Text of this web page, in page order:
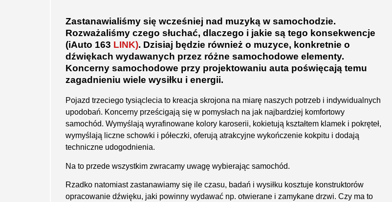
Zastanawialiśmy się wcześniej nad muzyką w samochodzie.
Rozważaliśmy czego słuchać, dlaczego i jakie są tego konsekwencje
(iAuto 163 LINK). Dzisiaj będzie również o muzyce, konkretnie o
dźwiękach wydawanych przez różne samochodowe elementy.
Koncerny samochodowe przy projektowaniu auta poświęcają temu
zagadnieniu wiele wysiłku i energii.
Pojazd trzeciego tysiąclecia to kreacja skrojona na miarę naszych potrzeb i indywidualnych
upodobań. Koncerny prześcigają się w pomysłach na jak najbardziej komfortowy
samochód. Wymyślają wyrafinowane kolory karoserii, kokietują kształtem klamek i pokręteł,
wymyślają liczne schowki i półeczki, oferują atrakcyjne wykończenie kokpitu i dodają
techniczne udogodnienia.
Na to przede wszystkim zwracamy uwagę wybierając samochód.
Rzadko natomiast zastanawiamy się ile czasu, badań i wysiłku kosztuje konstruktorów
opracowanie dźwięku, jaki powinny wydawać np. otwierane i zamykane drzwi. Czy ma to